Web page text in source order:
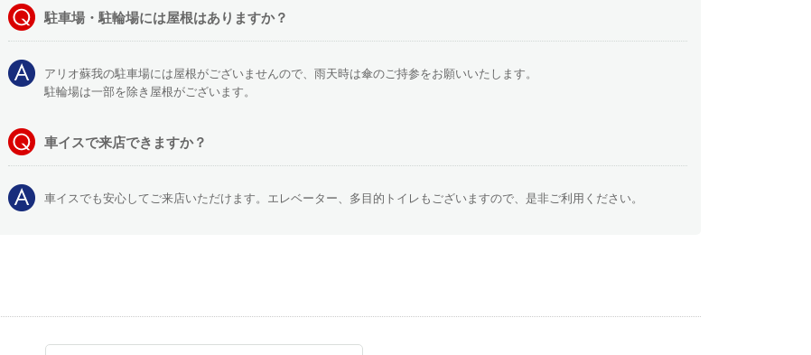
駐車場・駐輪場には屋根はありますか？
アリオ蘇我の駐車場には屋根がございませんので、雨天時は傘のご持参をお願いいたします。
駐輪場は一部を除き屋根がございます。
車イスで来店できますか？
車イスでも安心してご来店いただけます。エレベーター、多目的トイレもございますので、是非ご利用ください。